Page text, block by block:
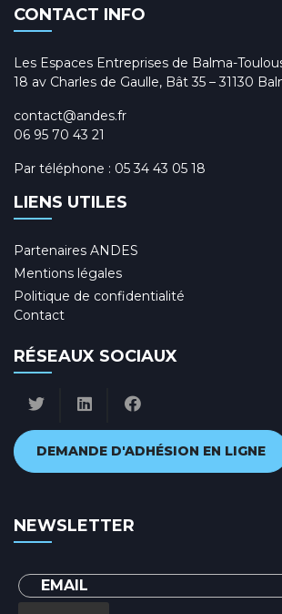
CONTACT INFO
Les Espaces Entreprises de Balma-
18 av Charles de Gaulle, Bât 35 – 31130
contact@andes.fr
06 95 70 43 21
Par téléphone : 05 34 43 05 18
LIENS UTILES
Partenaires ANDES
Mentions légales
Politique de confidentialité
Contact
RÉSEAUX SOCIAUX
DEMANDE D'ADHÉSION EN LIGNE
NEWSLETTER